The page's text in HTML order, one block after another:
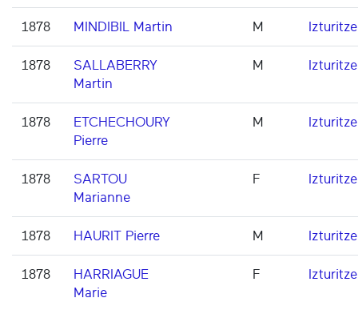
1878 MINDIBIL Martin M Izturitze
1878
SALLABERRY
Martin
M Izturitze
1878
ETCHECHOURY
Pierre
M Izturitze
1878
SARTOU
Marianne
F Izturitze
1878 HAURIT Pierre M Izturitze
1878
HARRIAGUE
Marie
F Izturitze